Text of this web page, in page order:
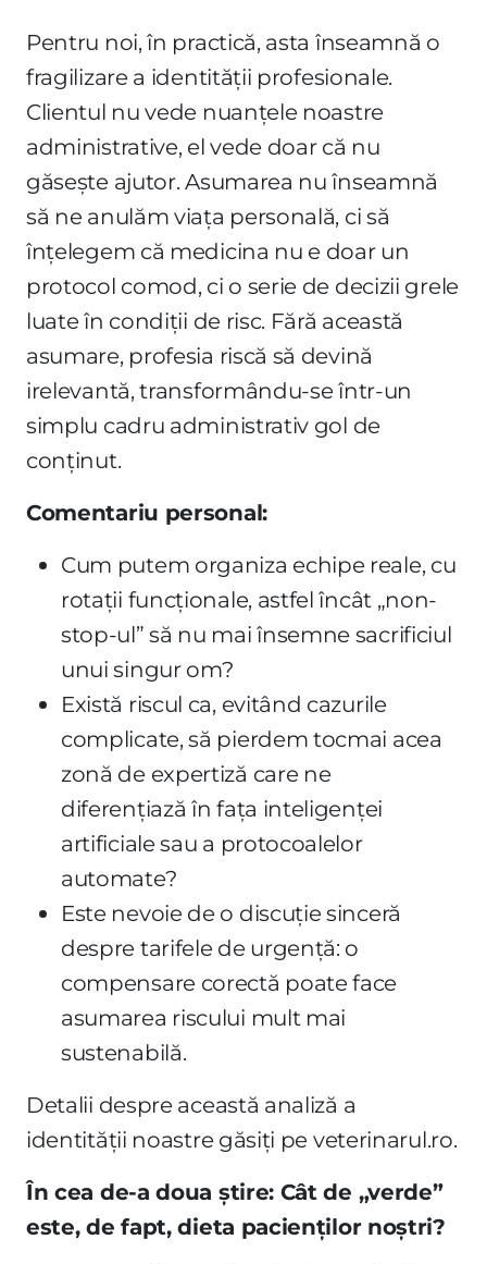
Pentru noi, în practică, asta înseamnă o
fragilizare a identității profesionale.
Clientul nu vede nuanțele noastre
administrative, el vede doar că nu
găsește ajutor. Asumarea nu înseamnă
să ne anulăm viața personală, ci să
înțelegem că medicina nu e doar un
protocol comod, ci o serie de decizii grele
luate în condiții de risc. Fără această
asumare, profesia riscă să devină
irelevantă, transformându-se într-un
simplu cadru administrativ gol de
conținut.
Comentariu personal:
Cum putem organiza echipe reale, cu
rotații funcționale, astfel încât „non-
stop-ul” să nu mai însemne sacrificiul
unui singur om?
Există riscul ca, evitând cazurile
complicate, să pierdem tocmai acea
zonă de expertiză care ne
diferențiază în fața inteligenței
artificiale sau a protocoalelor
automate?
Este nevoie de o discuție sinceră
despre tarifele de urgență: o
compensare corectă poate face
asumarea riscului mult mai
sustenabilă.
Detalii despre această analiză a
identității noastre găsiți pe veterinarul.ro.
În cea de-a doua știre: Cât de „verde”
este, de fapt, dieta pacienților noștri?